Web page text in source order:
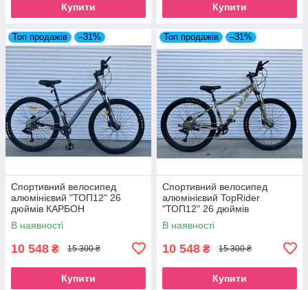
Купити Купити
Топ продажів –31%
Спортивний велосипед
алюмінієвий "ТОП12" 26
дюймів КАРБОН
В наявності
10 548 ₴ 15 300 ₴
Купити
Топ продажів –31%
Спортивний велосипед
алюмінієвий TopRider
"ТОП12" 26 дюймів
Камуфляж
В наявності
10 548 ₴ 15 300 ₴
Купити